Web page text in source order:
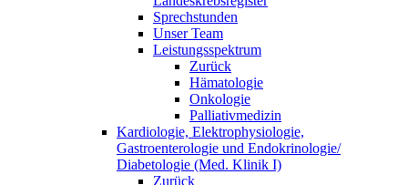
Sprechstunden
Unser Team
Leistungsspektrum
Zurück
Hämatologie
Onkologie
Palliativmedizin
Kardiologie, Elektrophysiologie,
Gastroenterologie und Endokrinologie/
Diabetologie (Med. Klinik I)
Zurück